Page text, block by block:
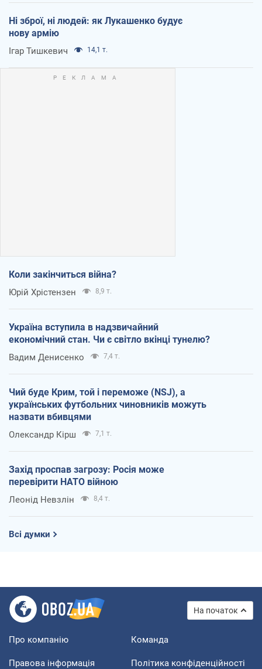
Ні зброї, ні людей: як Лукашенко будує
нову армію
Ігар Тишкевич 14,1 т.
Коли закінчиться війна?
Юрій Хрістензен 8,9 т.
Україна вступила в надзвичайний
економічний стан. Чи є світло вкінці тунелю?
Вадим Денисенко 7,4 т.
Чий буде Крим, той і переможе (NSJ), а
українських футбольних чиновників можуть
назвати вбивцями
Олександр Кірш 7,1 т.
Захід проспав загрозу: Росія може
перевірити НАТО війною
Леонід Невзлін 8,4 т.
Всі думки
На початок
Про компанію Команда
Правова інформація Політика конфіденційності